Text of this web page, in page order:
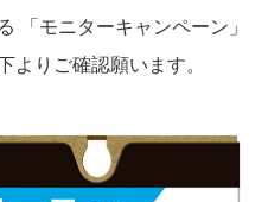
「モニターキャンペーン」
よりご確認願います。